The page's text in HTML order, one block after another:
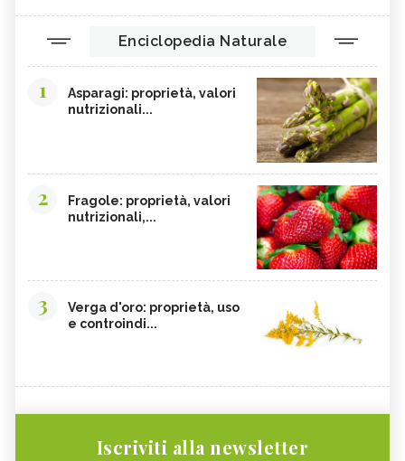
Enciclopedia Naturale
1
Asparagi: proprietà, valori
nutrizionali...
2
Fragole: proprietà, valori
nutrizionali,...
3
Verga d'oro: proprietà, uso
e controindi...
Iscriviti alla newsletter